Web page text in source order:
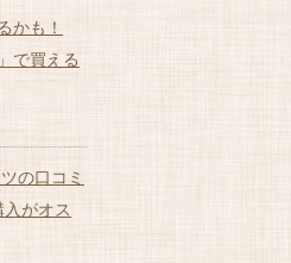
かも！
で買える
の口コミ
がオス